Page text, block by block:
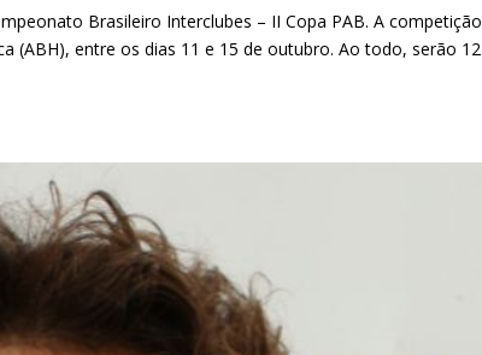
Brasileiro Interclubes – II Copa PAB. A competição
(ABH), entre os dias 11 e 15 de outubro. Ao todo, serão 12